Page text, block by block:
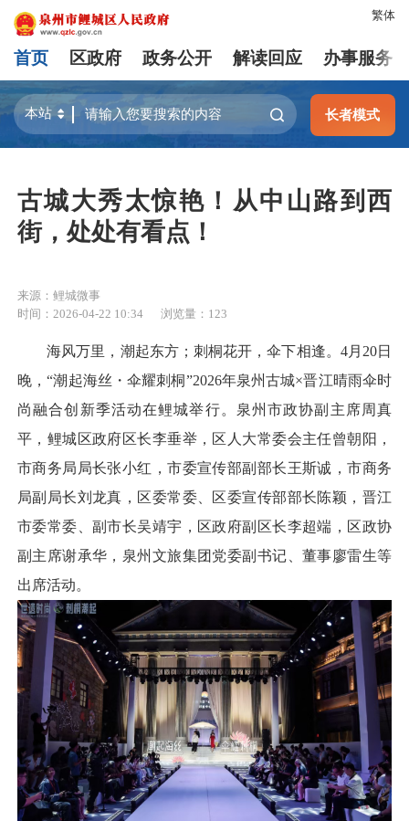
繁体
首页 区政府 政务公开 解读回应 办事服务
长者模式
古城大秀太惊艳！从中山路到西
街，处处有看点！
来源：鲤城微事
时间：2026-04-22 10:34
浏览量： 123
海风万里，潮起东方；刺桐花开，伞下相逢。4月20日
晚，“潮起海丝・伞耀刺桐”2026年泉州古城×晋江晴雨伞时
尚融合创新季活动在鲤城举行。泉州市政协副主席周真
平，鲤城区政府区长李垂举，区人大常委会主任曾朝阳，
市商务局局长张小红，市委宣传部副部长王斯诚，市商务
局副局长刘龙真，区委常委、区委宣传部部长陈颖，晋江
市委常委、副市长吴靖宇，区政府副区长李超端，区政协
副主席谢承华，泉州文旅集团党委副书记、董事廖雷生等
出席活动。